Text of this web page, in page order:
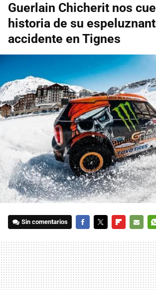
Guerlain Chicherit nos
historia de su
accidente en Tignes
Sin comentarios
MAIL